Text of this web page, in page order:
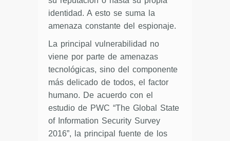
identidad. A esto se suma la
amenaza constante del espionaje.
La principal vulnerabilidad no
viene por parte de amenazas
tecnológicas, sino del componente
más delicado de todos, el factor
humano. De acuerdo con el
estudio de PWC “The Global State
of Information Security Survey
2016”, la principal fuente de los